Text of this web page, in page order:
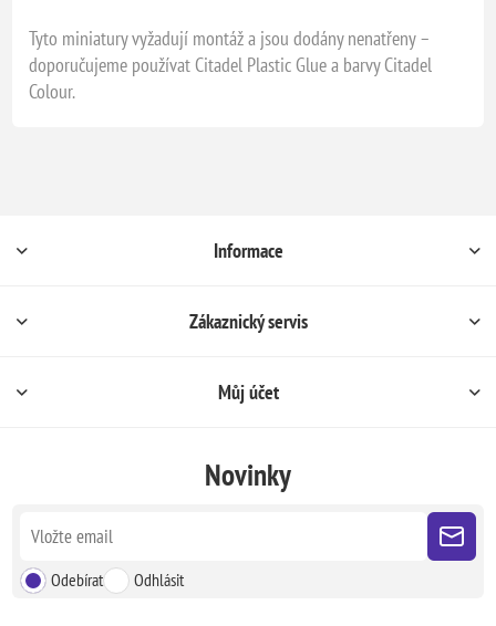
Tyto miniatury vyžadují montáž a jsou dodány nenatřeny –
doporučujeme používat Citadel Plastic Glue a barvy Citadel
Colour.
Informace
Zákaznický servis
Můj účet
Novinky
Odebírat Odhlásit